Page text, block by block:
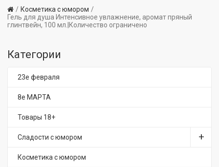
Косметика с юмором
Гель для душа Интенсивное увлажнение, аромат пряный
глинтвейн, 100 мл.|Количество ограничено
Категории
23е февраля
8е МАРТА
Товары 18+
Сладости с юмором
Косметика с юмором